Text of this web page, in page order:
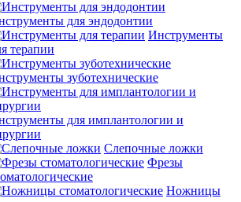
для эндодонтии
Инструменты
терапии
зуботехнические
для имплантологии и
Слепочные ложки
Фрезы
Ножницы